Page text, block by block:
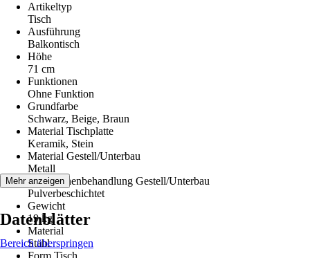
Artikeltyp
Tisch
Ausführung
Balkontisch
Höhe
71 cm
Funktionen
Ohne Funktion
Grundfarbe
Schwarz, Beige, Braun
Material Tischplatte
Keramik, Stein
Material Gestell/Unterbau
Metall
Oberflächenbehandlung Gestell/Unterbau
Pulverbeschichtet
Gewicht
19 kg
Material
Stahl
Form Tisch
Mehr anzeigen
Datenblätter
Bereich überspringen